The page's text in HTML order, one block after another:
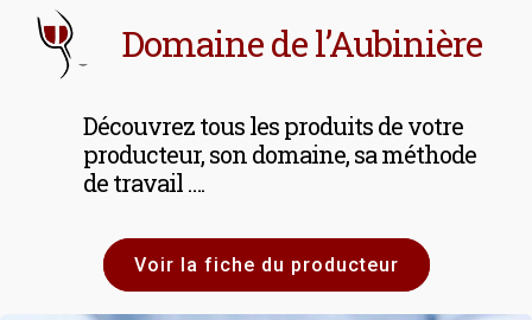
Domaine de l’Aubinière
Découvrez tous les produits de votre
producteur, son domaine, sa méthode
de travail ….